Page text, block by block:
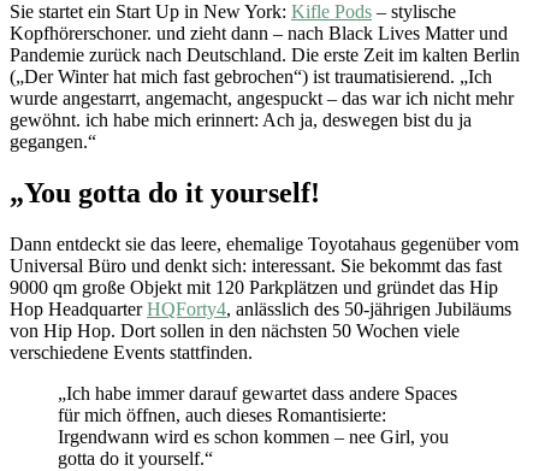
Sie startet ein Start Up in New York: Kifle Pods – stylische
Kopfhörerschoner. und zieht dann – nach Black Lives Matter und
Pandemie zurück nach Deutschland. Die erste Zeit im kalten Berlin
(„Der Winter hat mich fast gebrochen“) ist traumatisierend. „Ich
wurde angestarrt, angemacht, angespuckt – das war ich nicht mehr
gewöhnt. ich habe mich erinnert: Ach ja, deswegen bist du ja
gegangen.“
„You gotta do it yourself!
Dann entdeckt sie das leere, ehemalige Toyotahaus gegenüber vom
Universal Büro und denkt sich: interessant. Sie bekommt das fast
9000 qm große Objekt mit 120 Parkplätzen und gründet das Hip
Hop HeadquarterHQForty4, anlässlich des 50-jährigen Jubiläums
von Hip Hop. Dort sollen in den nächsten 50 Wochen viele
verschiedene Events stattfinden.
„Ich habe immer darauf gewartet dass andere Spaces
für mich öffnen, auch dieses Romantisierte:
Irgendwann wird es schon kommen – nee Girl, you
gotta do it yourself.“